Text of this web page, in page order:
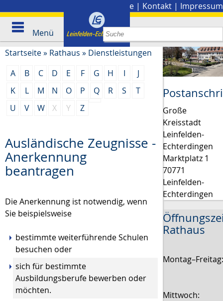
Presse | Kontakt | Impressum
Menü
Startseite» Rathaus » Dienstleistungen
A
B C D E F G H I
J
K
L M N O P Q R S
T
U
V W X Y Z
Ausländische Zeugnisse -
Anerkennung
beantragen
Die Anerkennung ist notwendig, wenn
Sie beispielsweise
bestimmte weiterführende Schulen
besuchen oder
sich für bestimmte
Ausbildungsberufe bewerben oder
möchten.
Große
Kreisstadt
Leinfelden-
Echterdingen
Marktplatz 1
70771
Leinfelden-
Echterdingen
Rathaus
Mittwoch: